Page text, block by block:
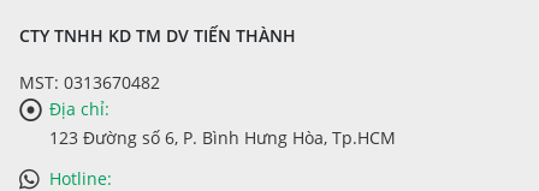
CTY TNHH KD TM DV TIẾN THÀNH
MST: 0313670482
Địa chỉ:
123 Đường số 6, P. Bình Hưng Hòa, Tp.HCM
Hotline: